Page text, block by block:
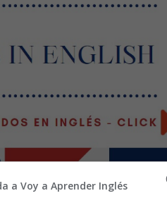
a Voy a Aprender Inglés